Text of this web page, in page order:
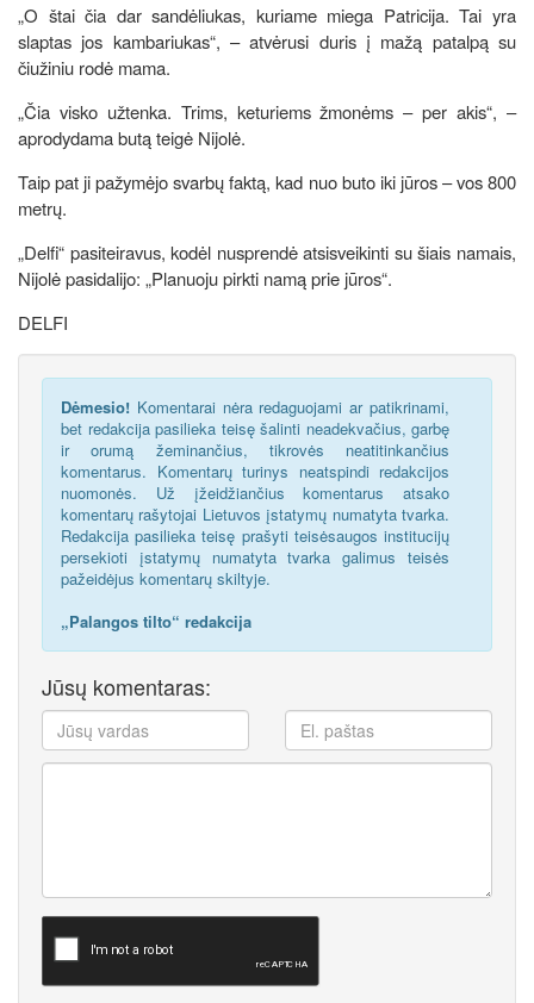
„O štai čia dar sandėliukas, kuriame miega Patricija. Tai yra
slaptas jos kambariukas“, – atvėrusi duris į mažą patalpą su
čiužiniu rodė mama.
„Čia visko užtenka. Trims, keturiems žmonėms – per akis“, –
aprodydama butą teigė Nijolė.
Taip pat ji pažymėjo svarbų faktą, kad nuo buto iki jūros – vos 800
metrų.
„Delfi“ pasiteiravus, kodėl nusprendė atsisveikinti su šiais namais,
Nijolė pasidalijo: „Planuoju pirkti namą prie jūros“.
DELFI
Dėmesio! Komentarai nėra redaguojami ar patikrinami,
bet redakcija pasilieka teisę šalinti neadekvačius, garbę
ir orumą žeminančius, tikrovės neatitinkančius
komentarus. Komentarų turinys neatspindi redakcijos
nuomonės. Už įžeidžiančius komentarus atsako
komentarų rašytojai Lietuvos įstatymų numatyta tvarka.
Redakcija pasilieka teisę prašyti teisėsaugos institucijų
persekioti įstatymų numatyta tvarka galimus teisės
pažeidėjus komentarų skiltyje.
„Palangos tilto“ redakcija
Jūsų komentaras: